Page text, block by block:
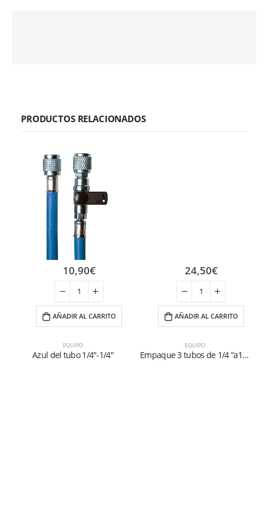
PRODUCTOS RELACIONADOS
EQUIPO
Azul del tubo 1/4″-1/4″
10,90€
AÑADIR AL CARRITO
EQUIPO
Empaque 3 tubos de 1/4 “a1/4” 45° L.1 MT
24,50€
AÑADIR AL CARRITO